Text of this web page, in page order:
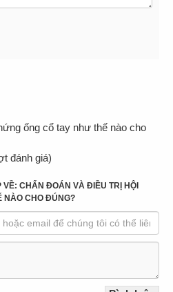
ống cổ tay như thế nào cho
đánh giá)
CHẨN ĐOÁN VÀ ĐIỀU TRỊ HỘI
NÀO CHO ĐÚNG?